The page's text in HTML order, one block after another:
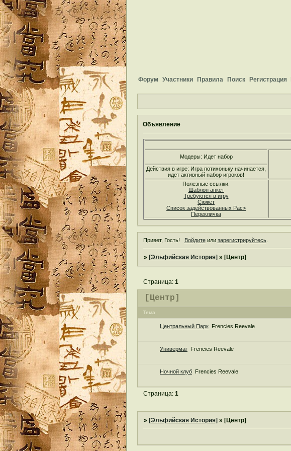
Форум Участники Правила Поиск Регистрация
Объявление
Модеры: Идет набор
Действия в игре: Игра потихоньку начинается,
идет активный набор игроков!
Полезные ссылки:
Шаблон анкет
Требуются в игру
Сюжет
Список задействованных Рас>
Перекличка
Привет, Гость! Войдитеили зарегистрируйтесь.
»[Эльфийская История] »[Центр]
[Центр]
Страница:1
Тема
Центральный Парк Frencies Reevale
Универмаг Frencies Reevale
Ночной клуб Frencies Reevale
Страница:1
» [Эльфийская История] » [Центр]